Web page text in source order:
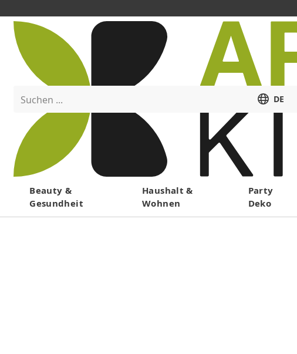
Menü
Suchen ... DE
Beauty &
Gesundheit
Haushalt &
Wohnen
Party
Deko